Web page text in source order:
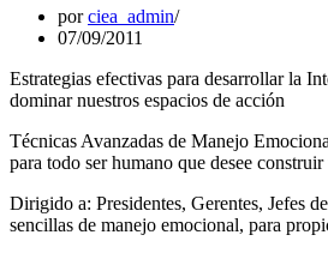
porciea_admin
07/09/2011
Estrategias efectivas para desarrollar la
dominar nuestros espacios de acción
Técnicas Avanzadas de Manejo
para todo ser humano que desee
Dirigido a: Presidentes, Gerentes, Jefes
sencillas de manejo emocional, para